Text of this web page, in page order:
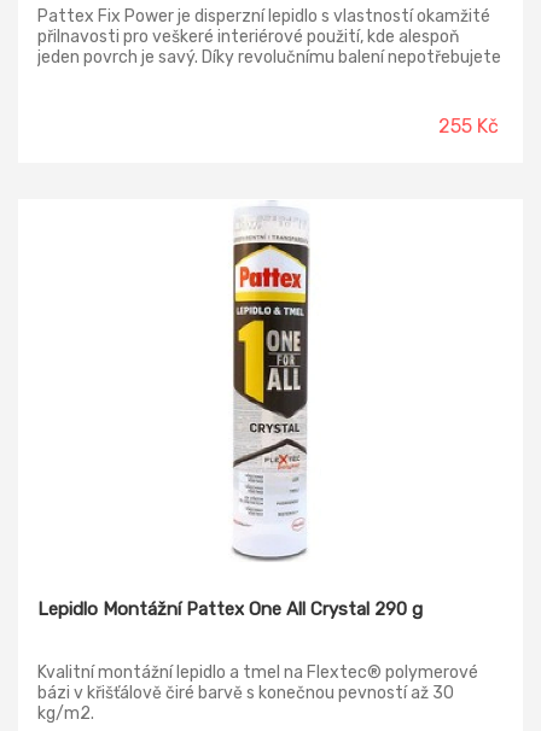
Pattex Fix Power je disperzní lepidlo s vlastností okamžité
přilnavosti pro veškeré interiérové použití, kde alespoň
jeden povrch je savý. Díky revolučnímu balení nepotřebujete
255 Kč
Lepidlo Montážní Pattex One All Crystal 290 g
Kvalitní montážní lepidlo a tmel na Flextec® polymerové
bázi v křišťálově čiré barvě s konečnou pevností až 30
kg/m2.